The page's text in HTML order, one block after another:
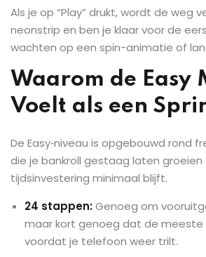
Als je op “Play” drukt, wordt de weg
neonstrip en ben je klaar voor de
wachten op een spin-animatie of
Waarom de Easy
Voelt als een
De Easy‑niveau is opgebouwd rond
die je bankroll gestaag laten groeien
tijdsinvestering minimaal blijft.
24 stappen:Genoeg om
maar kort genoeg dat de meeste
voordat je telefoon weer trilt.